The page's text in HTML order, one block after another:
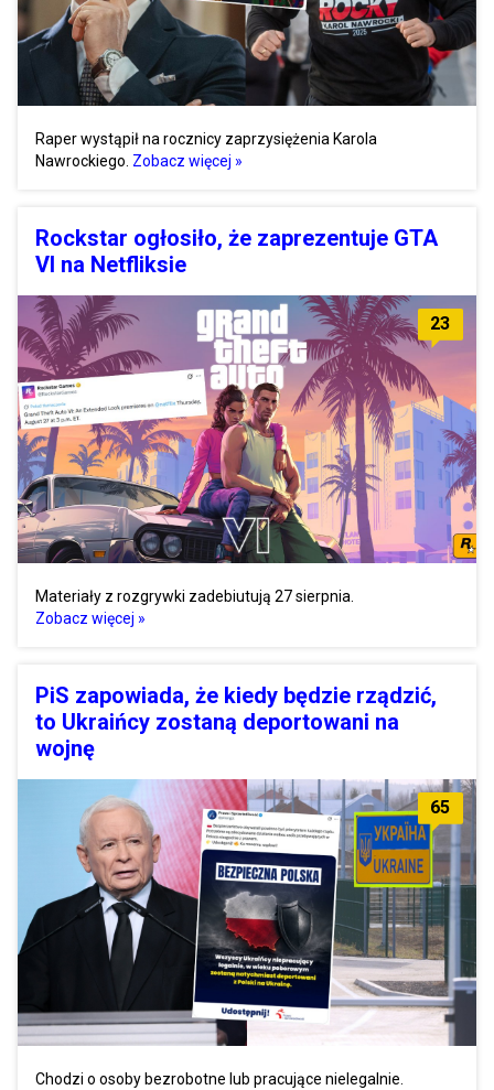
Raper wystąpił na rocznicy zaprzysiężenia Karola
Nawrockiego. Zobacz więcej »
Rockstar ogłosiło, że zaprezentuje GTA
VI na Netfliksie
23
Materiały z rozgrywki zadebiutują 27 sierpnia.
Zobacz więcej »
PiS zapowiada, że kiedy będzie rządzić,
to Ukraińcy zostaną deportowani na
wojnę
65
Chodzi o osoby bezrobotne lub pracujące nielegalnie.